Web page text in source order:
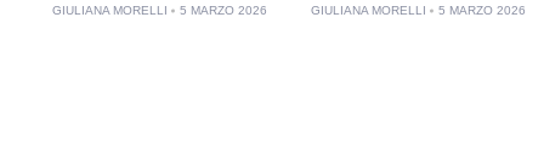
GIULIANA MORELLI 5 MARZO 2026 GIULIANA MORELLI 5 MARZO 2026